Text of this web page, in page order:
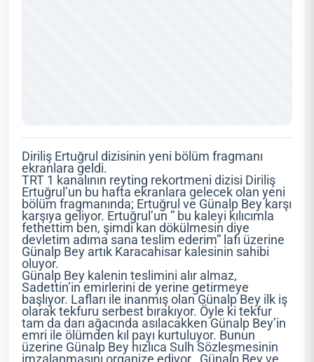
Diriliş Ertuğrul dizisinin yeni bölüm fragmanı
ekranlara geldi.
TRT 1 kanalının reyting rekortmeni dizisi Diriliş
Ertuğrul’un bu hafta ekranlara gelecek olan yeni
bölüm fragmanında; Ertuğrul ve Günalp Bey karşı
karşıya geliyor. Ertuğrul’un ” bu kaleyi kılıcımla
fethettim ben, şimdi kan dökülmesin diye
devletim adıma sana teslim ederim” lafı üzerine
Günalp Bey artık Karacahisar kalesinin sahibi
oluyor.
Günalp Bey kalenin teslimini alır almaz,
Sadettin’in emirlerini de yerine getirmeye
başlıyor. Lafları ile inanmış olan Günalp Bey ilk iş
olarak tekfuru serbest bırakıyor. Öyle ki tekfur
tam da darı ağacında asılacakken Günalp Bey’in
emri ile ölümden kıl payı kurtuluyor. Bunun
üzerine Günalp Bey hızlıca Sulh Sözleşmesinin